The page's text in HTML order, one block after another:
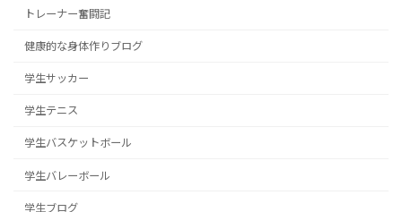
トレーナー奮闘記
健康的な身体作りブログ
学生サッカー
学生テニス
学生バスケットボール
学生バレーボール
学生ブログ